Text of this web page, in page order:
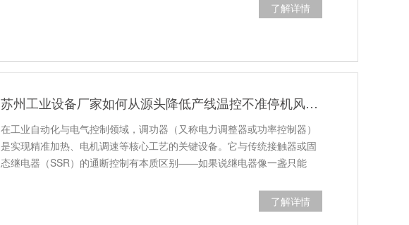
了解详情
苏州工业设备厂家如何从源头降低产线温控不准停机风险？
在工业自动化与电气控制领域，调功器（又称电力调整器或功率控制器）
是实现精准加热、电机调速等核心工艺的关键设备。它与传统接触器或固
态继电器（SSR）的通断控制有本质区别——如果说继电器像一盏只能
了解详情